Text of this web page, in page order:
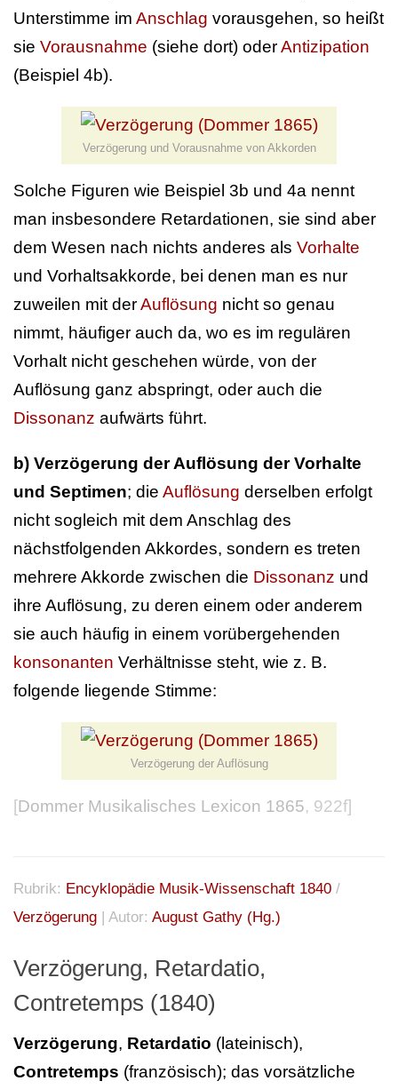
Unterstimme im Anschlag vorausgehen, so heißt
sie Vorausnahme (siehe dort) oderAntizipation
(Beispiel 4b).
Verzögerung und Vorausnahme von Akkorden
Solche Figuren wie Beispiel 3b und 4a nennt
man insbesondere Retardationen, sie sind aber
dem Wesen nach nichts anderes als Vorhalte
und Vorhaltsakkorde, bei denen man es nur
zuweilen mit derAuflösung nicht so genau
nimmt, häufiger auch da, wo es im regulären
Vorhalt nicht geschehen würde, von der
Auflösung ganz abspringt, oder auch die
Dissonanz aufwärts führt.
b) Verzögerung der Auflösung der Vorhalte
und Septimen; die Auflösung derselben erfolgt
nicht sogleich mit dem Anschlag des
nächstfolgenden Akkordes, sondern es treten
mehrere Akkorde zwischen die Dissonanz und
ihre Auflösung, zu deren einem oder anderem
sie auch häufig in einem vorübergehenden
konsonanten Verhältnisse steht, wie z. B.
folgende liegende Stimme:
Verzögerung der Auflösung
[Dommer Musikalisches Lexicon 1865, 922f]
Rubrik: Encyklopädie Musik-Wissenschaft 1840 /
Verzögerung | Autor: August Gathy (Hg.)
Verzögerung, Retardatio,
Contretemps (1840)
Verzögerung, Retardatio (lateinisch),
Contretemps (französisch); das vorsätzliche